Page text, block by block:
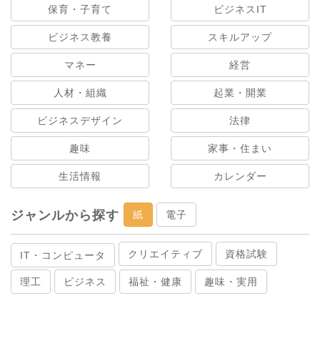
保育・子育て ビジネスIT
ビジネス教養 スキルアップ
マネー 経営
人材・組織 起業・開業
ビジネスデザイン 法律
趣味 家事・住まい
生活情報 カレンダー
ジャンルから探す 紙 電子
IT・コンピュータ クリエイティブ 資格試験
理工 ビジネス 福祉・健康 趣味・実用